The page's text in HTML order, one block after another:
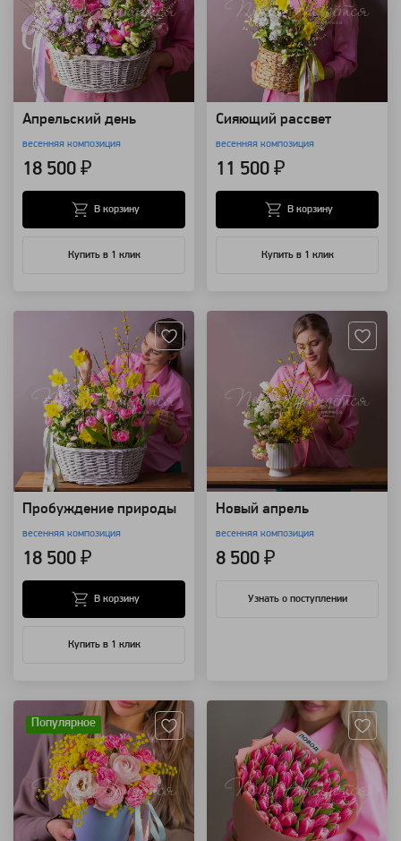
Апрельский день
весенняя композиция
18 500 ₽
Купить в 1 клик
В корзину
Сияющий рассвет
весенняя композиция
11 500 ₽
Купить в 1 клик
В корзину
Пробуждение природы
весенняя композиция
18 500 ₽
Купить в 1 клик
В корзину
Новый апрель
весенняя композиция
8 500 ₽
Узнать о поступлении
Популярное